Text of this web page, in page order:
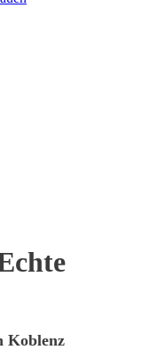
Koblenz